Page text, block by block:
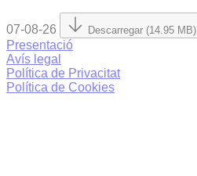
07-08-26 Descarregar (14.95 MB)
Presentació
Avís legal
Política de Privacitat
Política de Cookies